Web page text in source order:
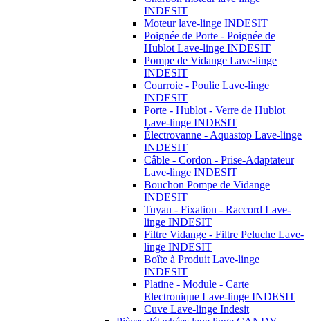
INDESIT
Moteur lave-linge INDESIT
Poignée de Porte - Poignée de
Hublot Lave-linge INDESIT
Pompe de Vidange Lave-linge
INDESIT
Courroie - Poulie Lave-linge
INDESIT
Porte - Hublot - Verre de Hublot
Lave-linge INDESIT
Électrovanne - Aquastop Lave-linge
INDESIT
Câble - Cordon - Prise-Adaptateur
Lave-linge INDESIT
Bouchon Pompe de Vidange
INDESIT
Tuyau - Fixation - Raccord Lave-
linge INDESIT
Filtre Vidange - Filtre Peluche Lave-
linge INDESIT
Boîte à Produit Lave-linge
INDESIT
Platine - Module - Carte
Electronique Lave-linge INDESIT
Cuve Lave-linge Indesit